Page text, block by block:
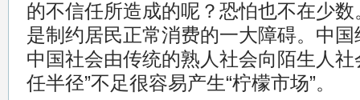
的不信任所造成的呢？恐怕也不在少
是制约居民正常消费的一大障碍。中
中国社会由传统的熟人社会向陌生人
任半径”不足很容易产生“柠檬市场”。